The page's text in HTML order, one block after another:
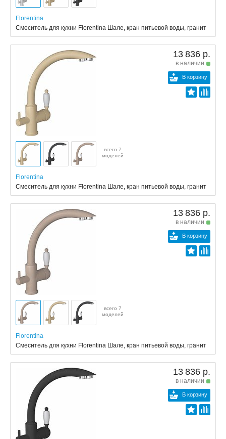
Florentina
Смеситель для кухни Florentina Шале, кран питьевой воды, гранит
13 836 р.
в наличии
В корзину
всего 7
моделей
Florentina
Смеситель для кухни Florentina Шале, кран питьевой воды, гранит
13 836 р.
в наличии
В корзину
всего 7
моделей
Florentina
Смеситель для кухни Florentina Шале, кран питьевой воды, гранит
13 836 р.
в наличии
В корзину